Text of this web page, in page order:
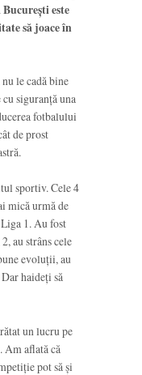
este
să joace în
le cadă bine
siguranță una
fotbalului
de prost
sportiv. Cele 4
mică urmă de
1. Au fost
au strâns cele
evoluții, au
haideți să
un lucru pe
Am aflată că
pot să și